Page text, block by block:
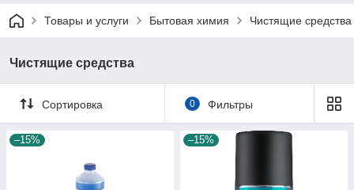
Товары и услуги Бытовая химия Чистящие средства
Чистящие средства
Сортировка 0 Фильтры
–15% –15%